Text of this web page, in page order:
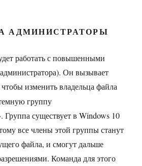
АДМИНИСТРАТОРЫ
работать с повышенными
Он вызывает
чтобы изменить владельца файла
группу
существует в Windows 10
все члены этой группы станут
файла, и смогут дальше
Команда для этого